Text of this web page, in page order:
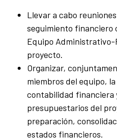
Llevar a cabo
seguimiento financiero
Equipo Administrativo-
proyecto.
Organizar,
miembros del equipo,
contabilidad financiera
presupuestarios del
preparación,
estados financieros.